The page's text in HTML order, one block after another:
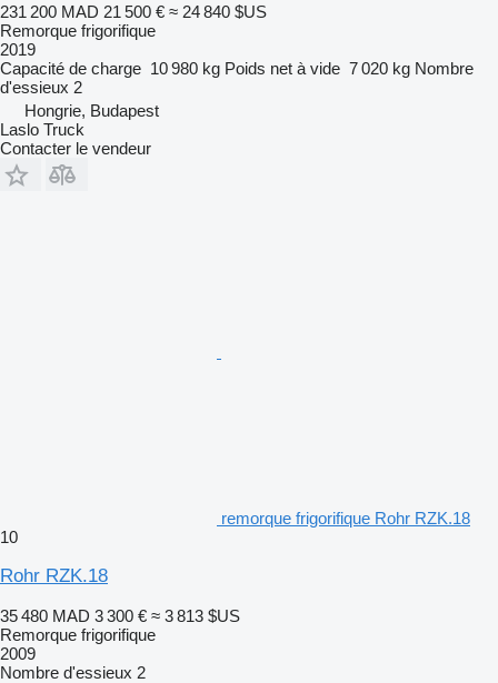
231 200 MAD 21 500 € ≈ 24 840 $US
Remorque frigorifique
2019
Capacité de charge 10 980 kg Poids net à vide 7 020 kg Nombre
d'essieux 2
Hongrie, Budapest
Laslo Truck
Contacter le vendeur
remorque frigorifique Rohr RZK.18
10
Rohr RZK.18
35 480 MAD 3 300 € ≈ 3 813 $US
Remorque frigorifique
2009
Nombre d'essieux 2